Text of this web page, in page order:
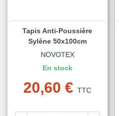
Tapis Anti-Poussière
Sylène 50x100cm
NOVOTEX
En stock
20,60 € TTC